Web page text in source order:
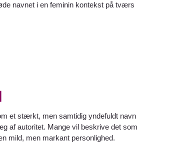
navnet i en feminin kontekst på tværs
et stærkt, men samtidig yndefuldt navn
af autoritet. Mange vil beskrive det som
mild, men markant personlighed.